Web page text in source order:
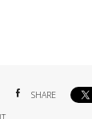
SHARE